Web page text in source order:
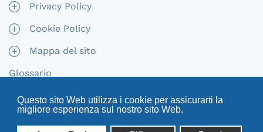
Questo sito Web utilizza i cookie per assicurarti la
migliore esperienza sul nostro sito Web.
Privacy Policy
Cookie Policy
Mappa del sito
Glossario